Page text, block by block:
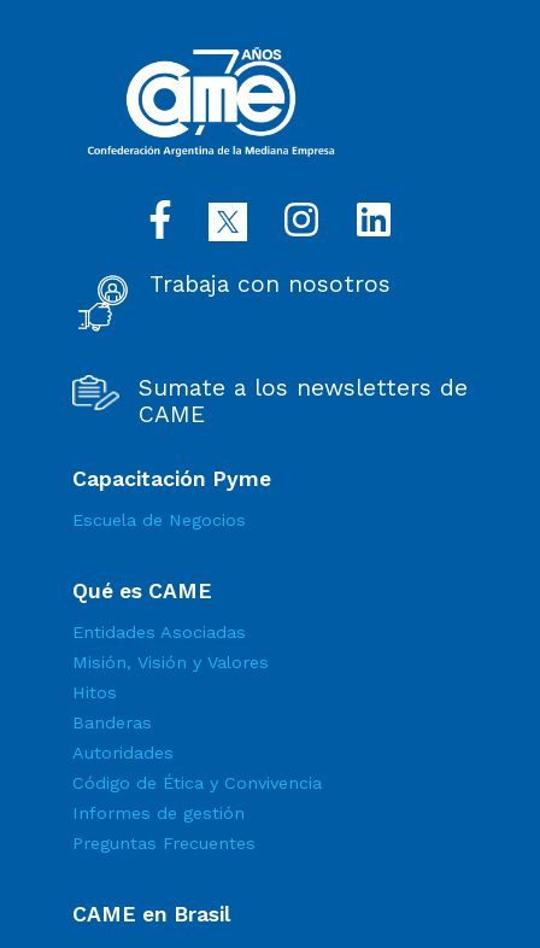
Trabaja con nosotros
Sumate a los newsletters de
CAME
Capacitación Pyme
Escuela de Negocios
Qué es CAME
Entidades Asociadas
Misión, Visión y Valores
Hitos
Banderas
Autoridades
Código de Ética y Convivencia
Informes de gestión
Preguntas Frecuentes
CAME en Brasil